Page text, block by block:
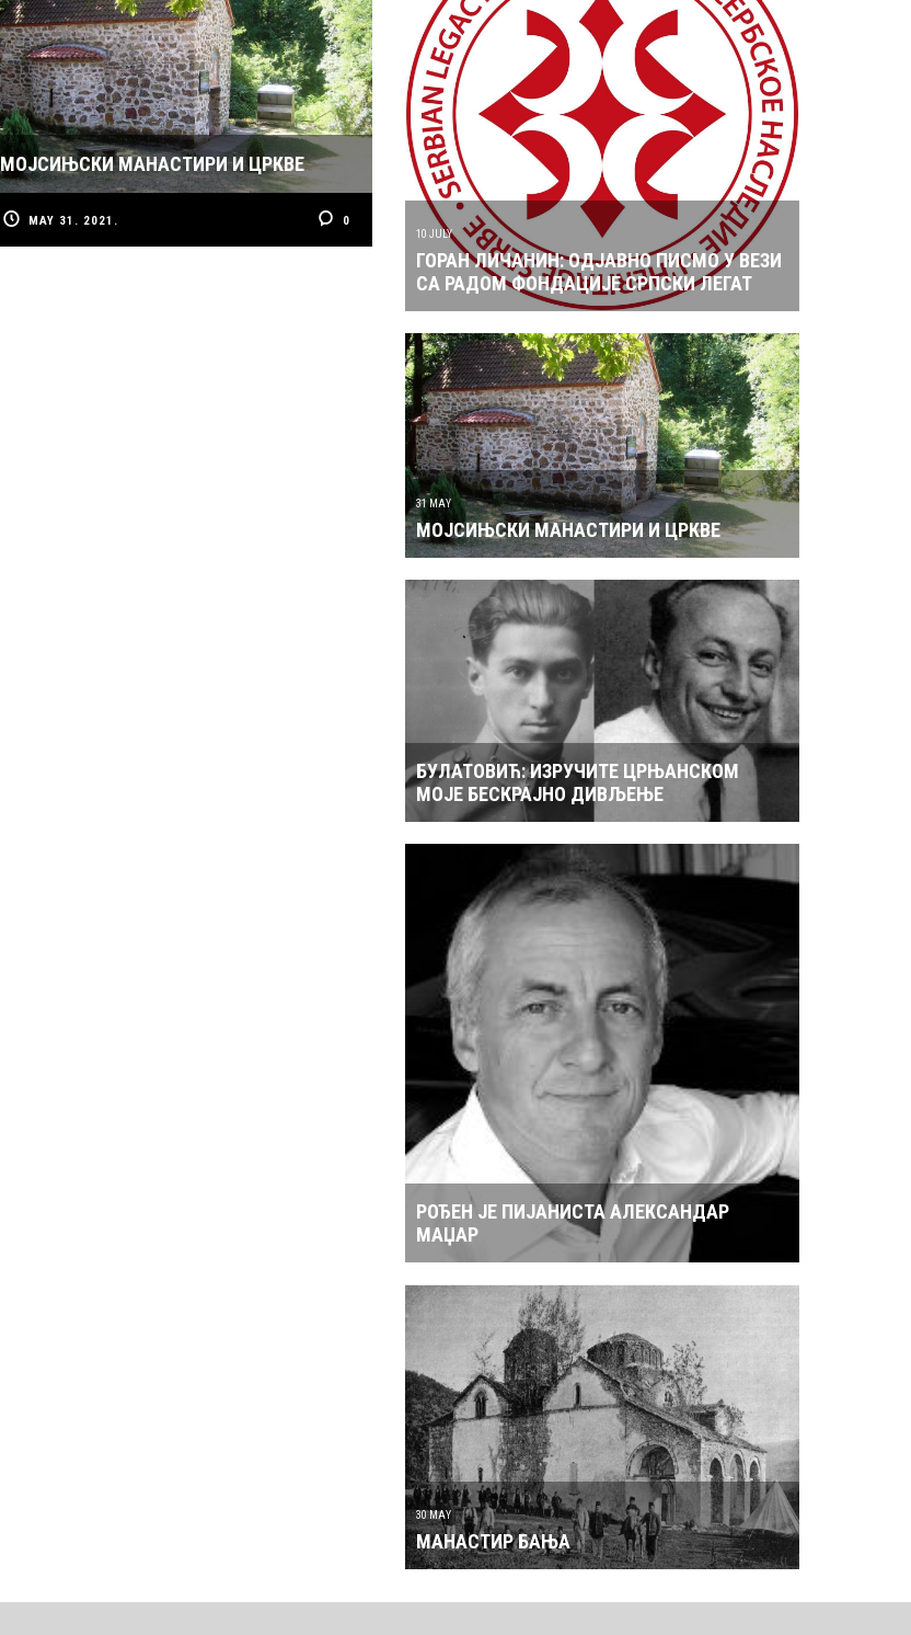
МОЈСИЊСКИ МАНАСТИРИ И ЦРКВЕ
MAY 31. 2021. 0
10 JULY
ГОРАН ЛИЧАНИН: ОДЈАВНО ПИСМО У ВЕЗИ
СА РАДОМ ФОНДАЦИЈЕ СРПСКИ ЛЕГАТ
31 MAY
МОЈСИЊСКИ МАНАСТИРИ И ЦРКВЕ
БУЛАТОВИЋ: ИЗРУЧИТЕ ЦРЊАНСКОМ
МОЈЕ БЕСКРАЈНО ДИВЉЕЊЕ
РОЂЕН ЈЕ ПИЈАНИСТА АЛЕКСАНДАР
МАЏАР
30 MAY
МАНАСТИР БАЊА